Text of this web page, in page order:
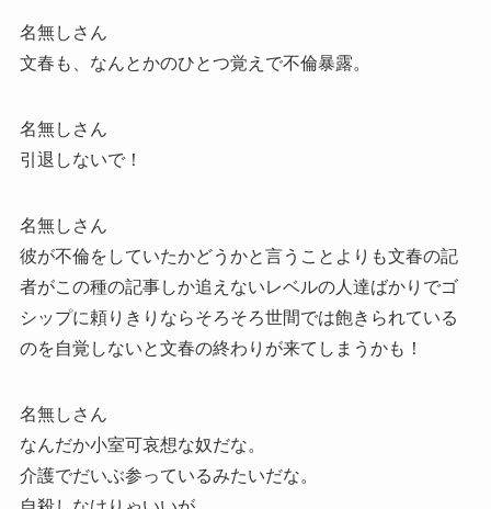
名無しさん
文春も、なんとかのひとつ覚えで不倫暴露。
名無しさん
引退しないで！
名無しさん
彼が不倫をしていたかどうかと言うことよりも文春の記
者がこの種の記事しか追えないレベルの人達ばかりでゴ
シップに頼りきりならそろそろ世間では飽きられている
のを自覚しないと文春の終わりが来てしまうかも！
名無しさん
なんだか小室可哀想な奴だな。
介護でだいぶ参っているみたいだな。